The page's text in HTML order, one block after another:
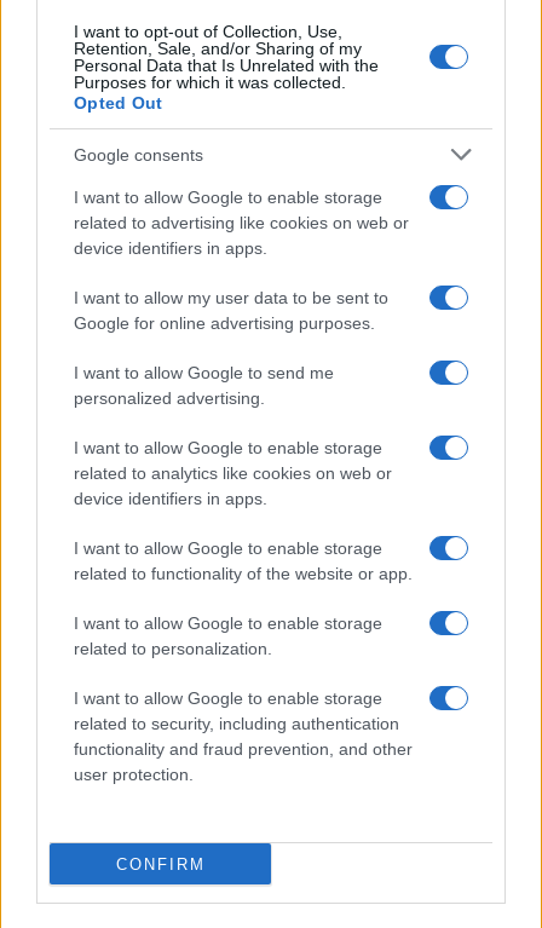
I want to opt-out of Collection, Use,
Retention, Sale, and/or Sharing of my
Personal Data that Is Unrelated with the
Purposes for which it was collected.
Opted Out
Google consents
I want to allow Google to enable storage
related to advertising like cookies on web or
device identifiers in apps.
I want to allow my user data to be sent to
Google for online advertising purposes.
I want to allow Google to send me
personalized advertising.
I want to allow Google to enable storage
related to analytics like cookies on web or
device identifiers in apps.
I want to allow Google to enable storage
related to functionality of the website or app.
I want to allow Google to enable storage
related to personalization.
I want to allow Google to enable storage
related to security, including authentication
functionality and fraud prevention, and other
user protection.
CONFIRM
©2026 - rifaidate.it - p.iva 03338800984 Pubblicità